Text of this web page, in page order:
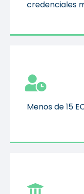
credenciales
Menos de 15
Menos de 15